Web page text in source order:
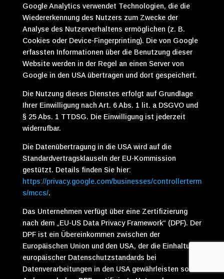
Google Analytics verwendet Technologien, die die
Wiedererkennung des Nutzers zum Zwecke der
Analyse des Nutzerverhaltens ermöglichen (z. B.
Cookies oder Device-Fingerprinting). Die von Google
erfassten Informationen über die Benutzung dieser
Website werden in der Regel an einen Server von
Google in den USA übertragen und dort gespeichert.
Die Nutzung dieses Dienstes erfolgt auf Grundlage
Ihrer Einwilligung nach Art. 6 Abs. 1 lit. a DSGVO und
§ 25 Abs. 1 TTDSG. Die Einwilligung ist jederzeit
widerrufbar.
Die Datenübertragung in die USA wird auf die
Standardvertragsklauseln der EU-Kommission
gestützt. Details finden Sie hier:
https://privacy.google.com/businesses/controllerterm
s/mccs/.
Das Unternehmen verfügt über eine Zertifizierung
nach dem „EU-US Data Privacy Framework“ (DPF). Der
DPF ist ein Übereinkommen zwischen der
Europäischen Union und den USA, der die Einhaltung
europäischer Datenschutzstandards bei
Datenverarbeitungen in den USA gewährleisten soll.